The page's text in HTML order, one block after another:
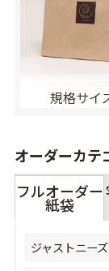
規格サイ
オーダーカテ
フルオーダー
紙袋
ジャストニーズ